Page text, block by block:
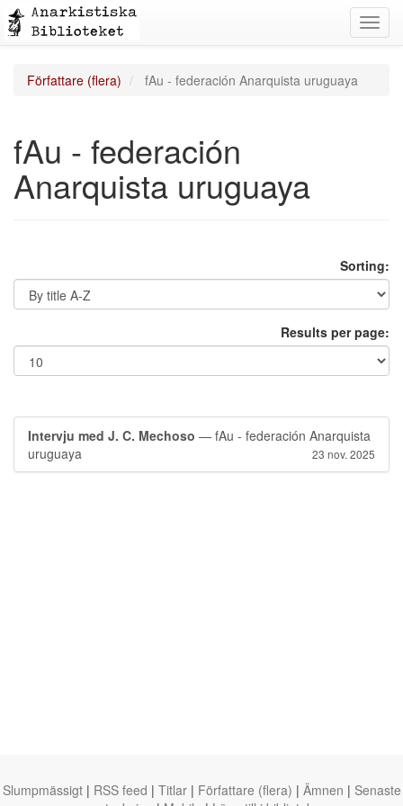
Författare (flera) fAu - federación Anarquista uruguaya
fAu - federación
Anarquista uruguaya
Sorting:
Results per page:
Intervju med J. C. Mechoso — fAu - federación Anarquista
uruguaya
23 nov. 2025
Slumpmässigt | RSS feed | Titlar | Författare (flera) | Ämnen | Senaste